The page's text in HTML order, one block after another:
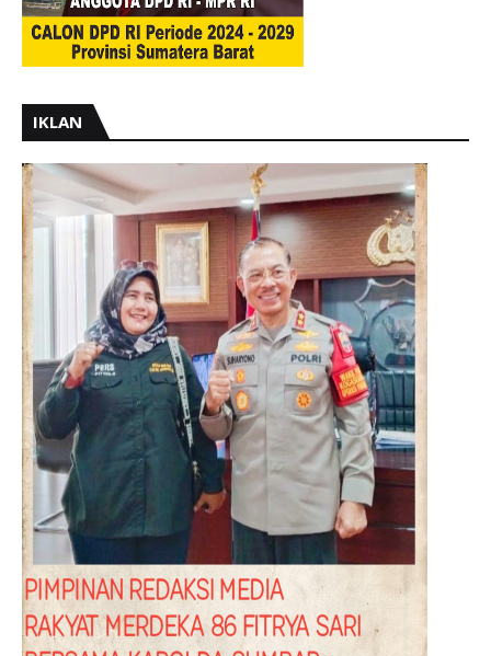
IKLAN